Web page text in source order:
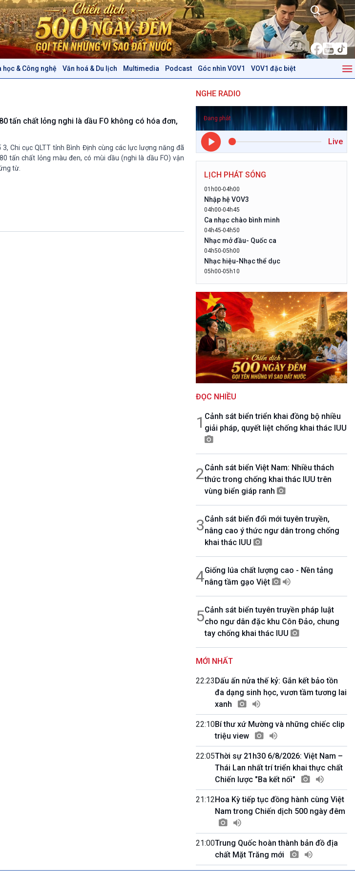
học & Công nghệ Văn hoá & Du lịch Multimedia Podcast Góc nhìn VOV1 VOV1 đặc biệt
Hồ sơ sự kiện quốc tế
Biên cương - Một dải vững
bền
Trước giờ mở cửa
Dòng chảy Kinh tế
Sức sống hàng Việt
Khởi nghiệp
Tuyên chiến với gian lận
đảo
Mùa vàng
Biển đảo Việt Nam
Tâm tình biên giới và hải
đảo
Tìm hiểu biển, đảo Việt
Nam
10 phút Sự kiện - Luận bàn
Câu chuyện thời sự
Dòng chảy sự kiện
Đối thoại
Chuyện đêm
tấn chất lỏng nghi là dầu FO không có hóa đơn,
3, Chi cục QLTT tỉnh Bình Định cùng các lực lượng năng đã
tấn chất lỏng màu đen, có mùi dầu (nghi là dầu FO) vận
từ.
NGHE RADIO
Đang phát
Live
LỊCH PHÁT SÓNG
01h00-04h00
Nhập hệ VOV3
04h00-04h45
Ca nhạc chào bình minh
04h45-04h50
Nhạc mở đầu- Quốc ca
04h50-05h00
Nhạc hiệu-Nhạc thể dục
05h00-05h10
minh
05h10-05h20
Bản tin đầu ngày-Thời tiết
05h20-05h50
Mùa vàng
05h50-05h59
Quảng cáo
05h59-06h00
Báo giờ
Thời sự sáng (trực tiếp)
Quảng cáo
06h30-07h00
Quân đội nhân dân
08h30-08h35
Bản tin VH-XH
08h35-08h40
10 phút Sự kiện luận bàn
08h50-08h55
Quảng cáo
09h00-09h15
Bản tin thời sự
09h30-09h35
Bản tin Pháp luật
09h35-09h40
Quốc hội với cử tri
Quảng cáo
10h00-10h05
Bản tin thời sự
10h05-10h10
Quảng cáo
10h10-10h25
Dân tộc và phát triển
10h25-10h30
Quảng cáo
10h30-11h00
Vì an ninh Tổ quốc
11h00-11h05
Bản tin thể thao
11h05-11h10
Quảng cáo
Xã hội chuyển động
11h25-11h30
ĐỌC NHIỀU
1 Cảnh sát biển triển khai đồng bộ nhiều
giải pháp, quyết liệt chống khai thác IUU
2Cảnh sát biển Việt Nam: Nhiều thách
thức trong chống khai thác IUU trên
vùng biển giáp ranh
3Cảnh sát biển đổi mới tuyên truyền,
nâng cao ý thức ngư dân trong chống
khai thác IUU
4Giống lúa chất lượng cao - Nền tảng
nâng tầm gạo Việt
5Cảnh sát biển tuyên truyền pháp luật
cho ngư dân đặc khu Côn Đảo, chung
tay chống khai thác IUU
MỚI NHẤT
22:23Dấu ấn nửa thế kỷ: Gắn kết bảo tồn
đa dạng sinh học, vươn tầm tương lai
xanh
22:10Bí thư xứ Mường và những chiếc clip
triệu view
22:05Thời sự 21h30 6/8/2026: Việt Nam –
Thái Lan nhất trí triển khai thực chất
Chiến lược "Ba kết nối"
21:12Hoa Kỳ tiếp tục đồng hành cùng Việt
Nam trong Chiến dịch 500 ngày đêm
21:00Trung Quốc hoàn thành bản đồ địa
chất Mặt Trăng mới